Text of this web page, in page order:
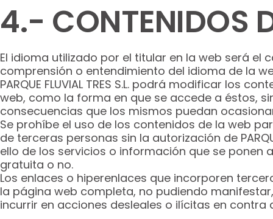
4.- CONTENIDOS
El idioma utilizado por el titular en la web será el
comprensión o entendimiento del idioma de la
PARQUE FLUVIAL TRES S.L. podrá modificar los
web, como la forma en que se accede a éstos,
consecuencias que los mismos puedan
Se prohíbe el uso de los contenidos de la web
de terceras personas sin la autorización de
ello de los servicios o información que se ponen
gratuita o no.
Los enlaces o hiperenlaces que incorporen
la página web completa, no pudiendo
incurrir en acciones desleales o ilícitas en contra de